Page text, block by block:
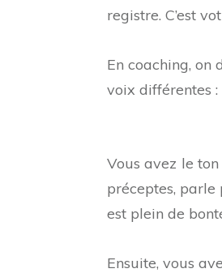
registre. C’est
En coaching,
voix différentes :
Vous avez le
préceptes,
est plein de
Ensuite, vous